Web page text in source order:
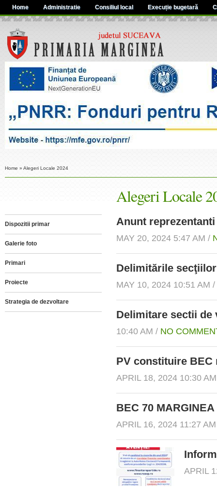
Home Administratie Consiliul local Execuție bugetară
Home » Alegeri Locale 2024
Alegeri Locale
Dispozitii primar
Galerie foto
Primari
Proiecte
Strategia de dezvoltare
Anunt
MAY 20, 2024 5:47 AM /
Delimitările
MAY 10, 2024 10:51 AM /
Delimitare sectii de
10:40 AM / NO
PV constituire BEC
APRIL 18, 2024 10:30
BEC 70 MARGINEA
APRIL 16, 2024 11:27
APRIL